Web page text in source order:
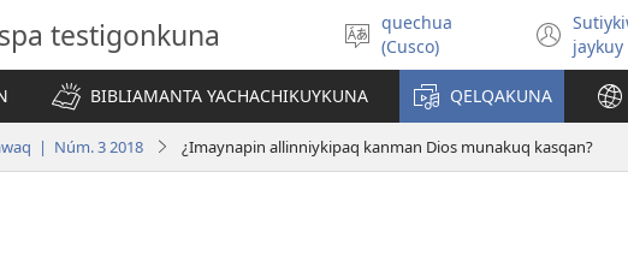
testigonkuna
Simita
akllay
quechua
(Cusco)
jaykuy
BIBLIAMANTA YACHACHIKUYKUNA QELQAKUNA
| Núm. 3 2018 ¿Imaynapin allinniykipaq kanman Dios munakuq kasqan?